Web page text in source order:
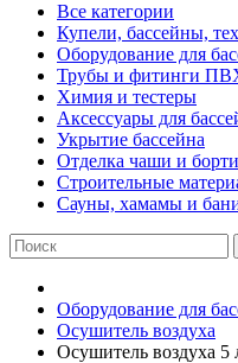
Все категории
Купели, бассейны,
Оборудование для
Трубы и фитинги
Химия и тестеры
Аксессуары для
Укрытие бассейна
Отделка чаши и
Строительные
Сауны, хамамы и
Оборудование для
Осушитель воздуха
Осушитель воздуха